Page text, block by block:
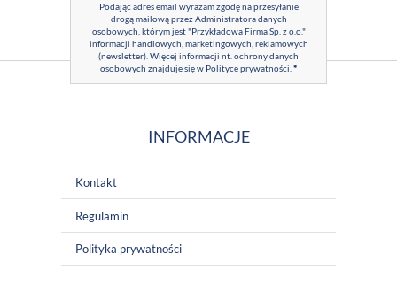
Podając adres email wyrażam zgodę na przesyłanie
drogą mailową przez Administratora danych
osobowych, którym jest "Przykładowa Firma Sp. z o.o."
informacji handlowych, marketingowych, reklamowych
(newsletter). Więcej informacji nt. ochrony danych
osobowych znajduje się w Polityce prywatności *
INFORMACJE
Kontakt
Regulamin
Polityka prywatności